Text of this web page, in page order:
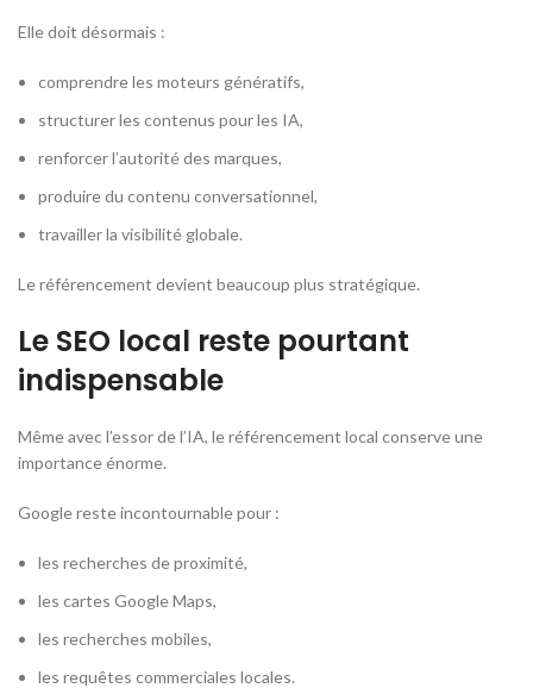
Elle doit désormais :
comprendre les moteurs génératifs,
structurer les contenus pour les IA,
renforcer l’autorité des marques,
produire du contenu conversationnel,
travailler la visibilité globale.
Le référencement devient beaucoup plus stratégique.
Le SEO local reste pourtant
indispensable
Même avec l’essor de l’IA, le référencement local conserve une
importance énorme.
Google reste incontournable pour :
les recherches de proximité,
les cartes Google Maps,
les recherches mobiles,
les requêtes commerciales locales.